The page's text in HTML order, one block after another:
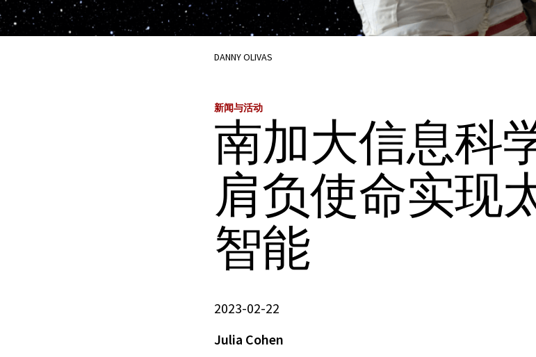
DANNY OLIVAS
新闻与活动
南加大信息科
肩负使命实现
智能
2023-02-22
Julia Cohen